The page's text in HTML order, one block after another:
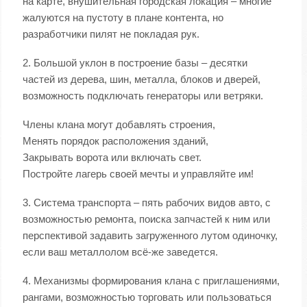
жалуются на пустоту в плане контента, но
разработчики пилят не покладая рук.
2. Большой уклон в построение базы – десятки
частей из дерева, шин, металла, блоков и дверей,
возможность подключать генераторы или ветряки.
Члены клана могут добавлять строения,
Менять порядок расположения зданий,
Закрывать ворота или включать свет.
Постройте лагерь своей мечты и управляйте им!
3. Система транспорта – пять рабочих видов авто, с
возможностью ремонта, поиска запчастей к ним или
перспективой задавить загруженного лутом одиночку,
если ваш металлолом всё-же заведется.
4. Механизмы формирования клана с приглашениями,
рангами, возможностью торговать или пользоваться